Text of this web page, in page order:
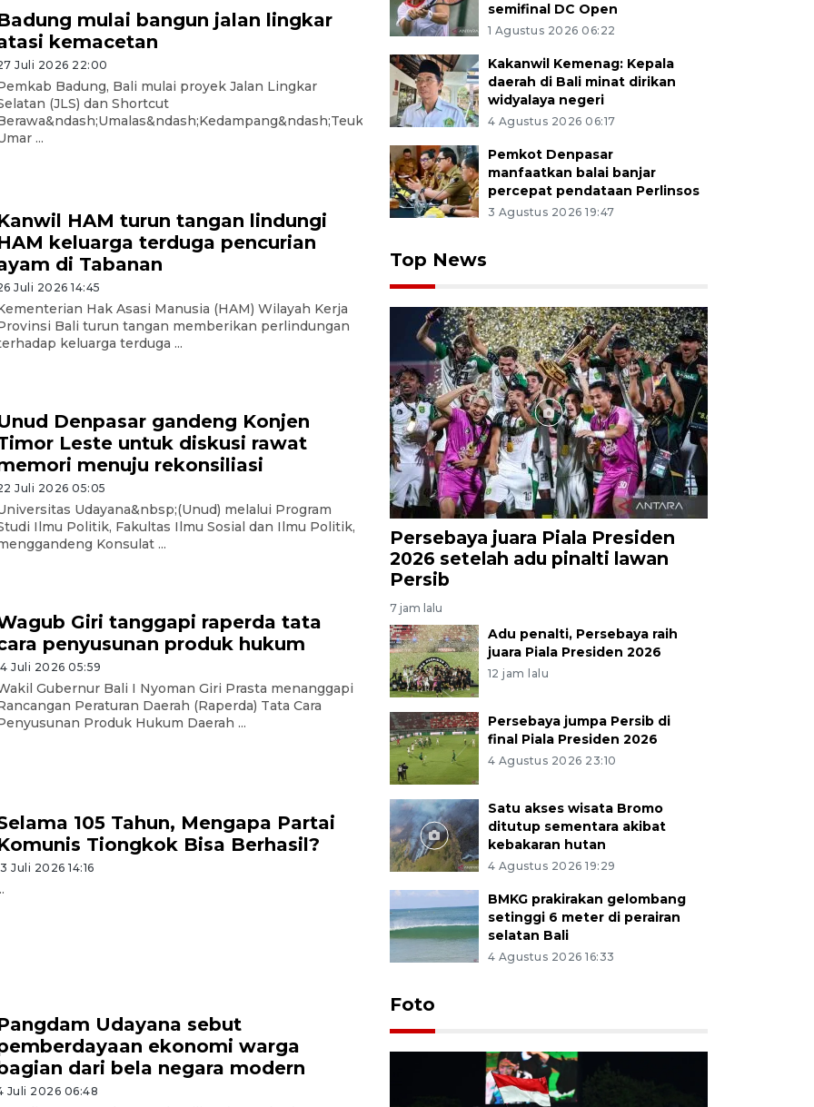
mulai bangun jalan lingkar
kemacetan
Juli 2026 22:00
Badung, Bali mulai proyek Jalan Lingkar
(JLS) dan Shortcut
...
HAM turun tangan lindungi
keluarga terduga pencurian
di Tabanan
Juli 2026 14:45
Hak Asasi Manusia (HAM) Wilayah Kerja
Bali turun tangan memberikan perlindungan
keluarga terduga ...
Denpasar gandeng Konjen
Leste untuk diskusi rawat
menuju rekonsiliasi
Juli 2026 05:05
Udayana&nbsp;(Unud) melalui Program
Ilmu Politik, Fakultas Ilmu Sosial dan Ilmu Politik,
Konsulat ...
Giri tanggapi raperda tata
penyusunan produk hukum
Juli 2026 05:59
Gubernur Bali I Nyoman Giri Prasta menanggapi
Peraturan Daerah (Raperda) Tata Cara
Produk Hukum Daerah ...
105 Tahun, Mengapa Partai
Tiongkok Bisa Berhasil?
Juli 2026 14:16
Udayana sebut
ekonomi warga
dari bela negara modern
Juli 2026 06:48
semifinal DC Open
1 Agustus 2026 06:22
Kakanwil Kemenag: Kepala
daerah di Bali minat dirikan
widyalaya negeri
4 Agustus 2026 06:17
Pemkot Denpasar
manfaatkan balai banjar
percepat pendataan Perlinsos
3 Agustus 2026 19:47
Top News
Persebaya juara Piala Presiden
2026 setelah adu pinalti lawan
Persib
7 jam lalu
Adu penalti, Persebaya raih
juara Piala Presiden 2026
12 jam lalu
Persebaya jumpa Persib di
final Piala Presiden 2026
4 Agustus 2026 23:10
Satu akses wisata Bromo
ditutup sementara akibat
kebakaran hutan
4 Agustus 2026 19:29
BMKG prakirakan gelombang
setinggi 6 meter di perairan
selatan Bali
4 Agustus 2026 16:33
Foto